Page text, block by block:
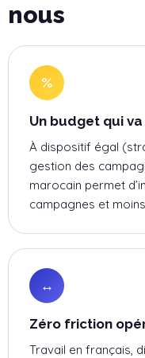
nous
%
Un budget qui
À dispositif égal
gestion des
marocain permet
campagnes et
↔
Zéro friction
Travail en français,